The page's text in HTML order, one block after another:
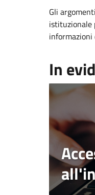
Gli
istituzionale
informazioni
In